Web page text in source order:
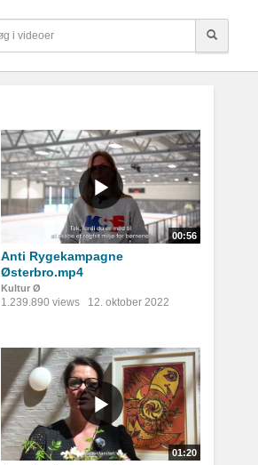
00:56
Anti Rygekampagne
Østerbro.mp4
Kultur Ø
1.239.890 views 12. oktober 2022
01:20